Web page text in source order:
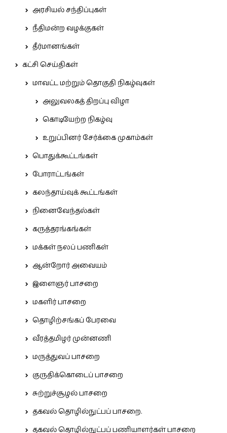
அரசியல் சந்திப்புகள்
நீதிமன்ற வழக்குகள்
தீர்மானங்கள்
கட்சி செய்திகள்
மாவட்ட மற்றும் தொகுதி நிகழ்வுகள்
அலுவலகத் திறப்பு விழா
கொடியேற்ற நிகழ்வு
உறுப்பினர் சேர்க்கை முகாம்கள்
பொதுக்கூட்டங்கள்
போராட்டங்கள்
கலந்தாய்வுக் கூட்டங்கள்
நினைவேந்தல்கள்
கருத்தரங்கங்கள்
மக்கள் நலப் பணிகள்
ஆன்றோர் அவையம்
இளைஞர் பாசறை
மகளிர் பாசறை
தொழிற்சங்கப் பேரவை
வீரத்தமிழர் முன்னணி
மருத்துவப் பாசறை
குருதிக்கொடைப் பாசறை
சுற்றுச்சூழல் பாசறை
தகவல் தொழில்நுட்பப் பாசறை.
தகவல் தொழில்நுட்பப் பணியாளர்கள் பாசறை